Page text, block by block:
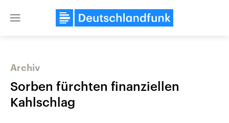
Close
Archiv
Sorben fürchten finanziellen
Kahlschlag